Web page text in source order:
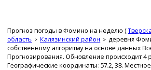
Прогноз погоды в Фомино на неделю (
область
Калязинский район деревня
собственному алгоритму на основе данных
Прогнозирования. Обновление происходит 4
Географические координаты: 57.2, 38.